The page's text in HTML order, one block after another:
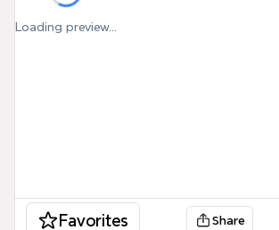
Loading preview...
Favorites Share